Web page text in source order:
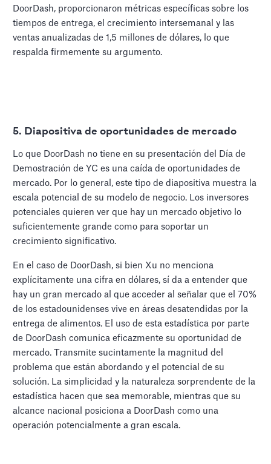
DoorDash, proporcionaron métricas específicas sobre los
tiempos de entrega, el crecimiento intersemanal y las
ventas anualizadas de 1,5 millones de dólares, lo que
respalda firmemente su argumento.
5. Diapositiva de oportunidades de mercado
Lo que DoorDash no tiene en su presentación del Día de
Demostración de YC es una caída de oportunidades de
mercado. Por lo general, este tipo de diapositiva muestra la
escala potencial de su modelo de negocio. Los inversores
potenciales quieren ver que hay un mercado objetivo lo
suficientemente grande como para soportar un
crecimiento significativo.
En el caso de DoorDash, si bien Xu no menciona
explícitamente una cifra en dólares, sí da a entender que
hay un gran mercado al que acceder al señalar que el 70%
de los estadounidenses vive en áreas desatendidas por la
entrega de alimentos. El uso de esta estadística por parte
de DoorDash comunica eficazmente su oportunidad de
mercado. Transmite sucintamente la magnitud del
problema que están abordando y el potencial de su
solución. La simplicidad y la naturaleza sorprendente de la
estadística hacen que sea memorable, mientras que su
alcance nacional posiciona a DoorDash como una
operación potencialmente a gran escala.